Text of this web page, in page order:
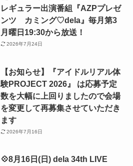
レギュラー出演番組『AZPプレゼ
ンツ カミング♡dela』毎月第3
月曜日19:30から放送！
2026年7月24日
【お知らせ】『アイドルリアル体
験PROJECT 2026』 は応募予定
数を大幅に上回りましたので会場
を変更して再募集させていただき
ます
2026年7月16日
💠8月16日(日) dela 34th LIVE